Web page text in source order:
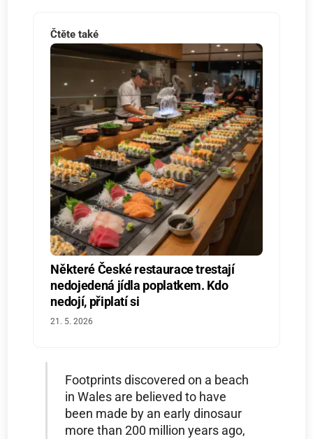
Čtěte také
Některé České restaurace trestají
nedojedená jídla poplatkem. Kdo
nedojí, připlatí si
21. 5. 2026
Footprints discovered on a beach
in Wales are believed to have
been made by an early dinosaur
more than 200 million years ago,